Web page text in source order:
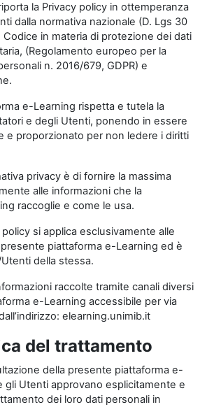
la Privacy policy in ottemperanza
dalla normativa nazionale (D. Lgs 30
in materia di protezione dei dati
(Regolamento europeo per la
n. 2016/679, GDPR) e
e-Learning rispetta e tutela la
e degli Utenti, ponendo in essere
e proporzionato per non ledere i diritti
privacy è di fornire la massima
alle informazioni che la
raccoglie e come le usa.
si applica esclusivamente alle
piattaforma e-Learning ed è
della stessa.
raccolte tramite canali diversi
e-Learning accessibile per via
elearning.unimib.it
del trattamento
della presente piattaforma e-
gli Utenti approvano esplicitamente e
dei loro dati personali in